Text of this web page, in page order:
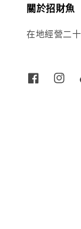
關於招財魚
在地經營二